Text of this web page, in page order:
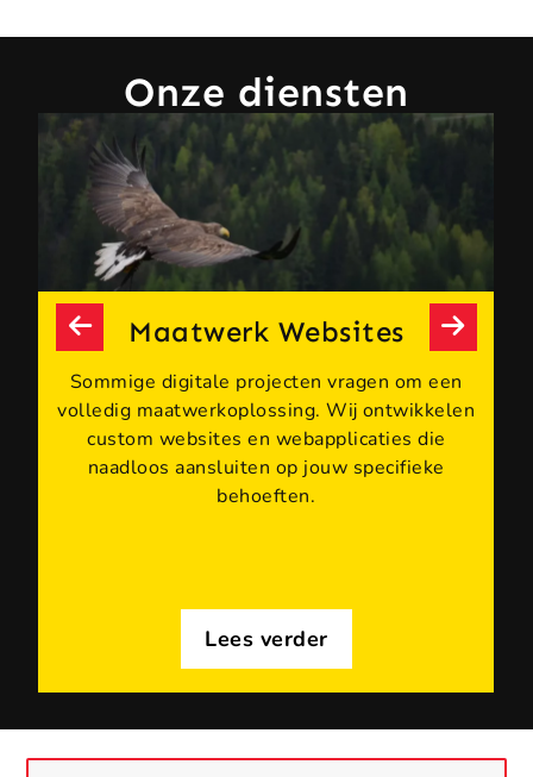
Onze diensten
Maatwerk Websites
Sommige digitale projecten vragen om een
volledig maatwerkoplossing. Wij ontwikkelen
custom websites en webapplicaties die
naadloos aansluiten op jouw specifieke
behoeften.
Lees verder